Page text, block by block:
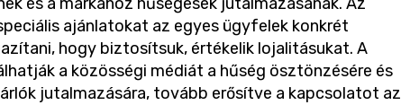
ajánlatokat az egyes ügyfelek konkrét
hogy biztosítsuk, értékelik lojalitásukat. A
a közösségi médiát a hűség ösztönzésére és
jutalmazására, tovább erősítve a kapcsolatot az